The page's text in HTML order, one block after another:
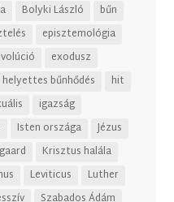
Bolyki László
bűn
episztemológia
exodusz
helyettes bűnhődés
hit
igazság
Isten országa
Jézus
Krisztus halála
Leviticus
Luther